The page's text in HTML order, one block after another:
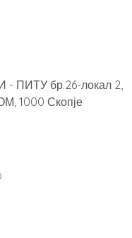
ПИТУ бр.26-локал 2,
1000 Скопје